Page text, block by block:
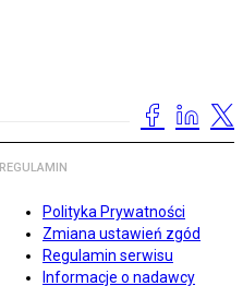
REGULAMIN
Polityka Prywatności
Zmiana ustawień zgód
Regulamin serwisu
Informacje o nadawcy